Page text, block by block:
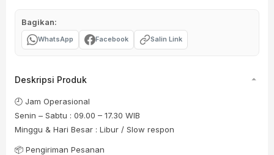
Bagikan:
WhatsApp Facebook Salin Link
Deskripsi Produk
🕘 Jam Operasional
Senin – Sabtu : 09.00 – 17.30 WIB
Minggu & Hari Besar : Libur / Slow respon
📦 Pengiriman Pesanan